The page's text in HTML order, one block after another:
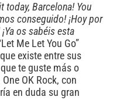
today, Barcelona! You
conseguido! ¡Hoy por
os sabéis esta
Me Let You Go”
existe entre sus
te guste más o
OK Rock, con
en duda su gran